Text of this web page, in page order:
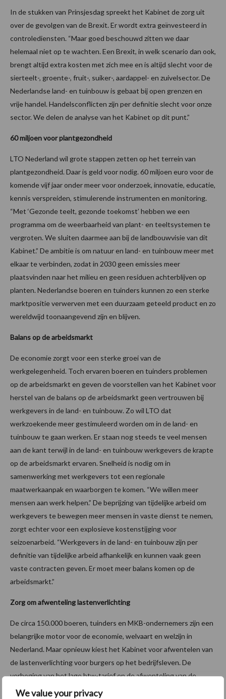
We value your privacy
In de stukken van Prinsjesdag spreekt het Kabinet de zorg uit
over de gevolgen van de Brexit. Er wordt extra geïnvesteerd in
controlediensten. “Maar goed beschouwd zitten we daar
helemaal niet op te wachten. Een Brexit, in welk scenario dan ook,
brengt altijd extra kosten met zich mee en is altijd slecht voor de
sierteelt-, groente-, fruit-, suiker-, aardappel- en zuivelsector. De
Nederlandse land- en tuinbouw is gebaat bij open grenzen en
vrije handel. Handelsconflicten zijn per definitie slecht voor onze
sector. We delen de analyse van het Kabinet op dit punt.”
60 miljoen voor plantgezondheid
LTO Nederland wil grote stappen zetten op het terrein van
plantgezondheid. Daar is geld voor nodig. 60 miljoen euro voor de
komende vijf jaar onder meer voor onderzoek, innovatie, educatie,
kennis verspreiden, stimulerende instrumenten en monitoring.
“Met ‘Gezonde teelt, gezonde toekomst’ hebben we een
programma om de weerbaarheid van plant- en teeltsystemen te
vergroten. We sluiten daarmee aan bij de landbouwvisie van dit
Kabinet.” De ambitie is om natuur en land- en tuinbouw meer met
elkaar te verbinden, zodat in 2030 geen emissies meer
plaatsvinden naar het milieu en geen residuen achterblijven op
planten. Nederlandse boeren en tuinders kunnen zo een sterke
marktpositie verwerven met een duurzaam geteeld product en zo
wereldwijd toonaangevend zijn en blijven.
Balans op de arbeidsmarkt
De economie zorgt voor een sterke groei van de
werkgelegenheid. Toch ervaren boeren en tuinders problemen
op de arbeidsmarkt en geven de voorstellen van het Kabinet voor
herstel van de balans op de arbeidsmarkt geen vertrouwen bij
werkgevers in de land- en tuinbouw. Zo wil LTO dat
werkzoekende meer gestimuleerd worden om in de land- en
tuinbouw te gaan werken. Er staan nog steeds te veel mensen
aan de kant terwijl in de land- en tuinbouw werkgevers de krapte
op de arbeidsmarkt ervaren. Snelheid is nodig om in
samenwerking met werkgevers tot een regionale
maatwerkaanpak en waarborgen te komen. “We willen meer
mensen aan werk helpen.” De beprijzing van tijdelijke arbeid om
werkgevers te bewegen meer mensen in vaste dienst te nemen,
zorgt echter voor een explosieve kostenstijging voor
seizoenarbeid. “Werkgevers in de land- en tuinbouw zijn per
definitie van tijdelijke arbeid afhankelijk en kunnen vaak geen
vaste contracten geven. Er moet meer balans komen op de
arbeidsmarkt.”
Zorg om afwenteling lastenverlichting
De circa 150.000 boeren, tuinders en MKB-ondernemers zijn een
belangrijke motor voor de economie, welvaart en welzijn in
Nederland. Maar opnieuw kiest het Kabinet voor afwentelen van
de lastenverlichting voor burgers op het bedrijfsleven. De
verhoging van het lage btw-tarief en de afwenteling van de
kosten van de afschaffing van de dividendbelasting raken boeren